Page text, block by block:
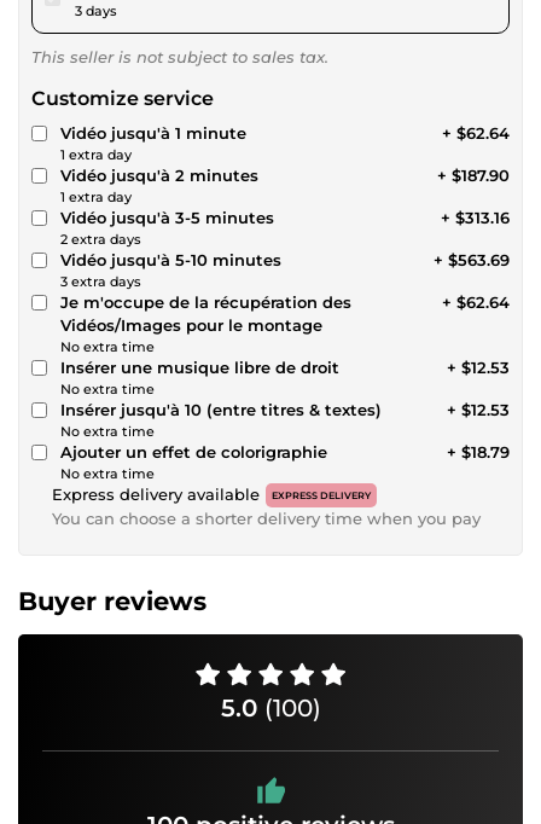
3 days
This seller is not subject to sales tax.
Customize service
Vidéo jusqu'à 1 minute
1 extra day
+ $62.64
Vidéo jusqu'à 2 minutes
1 extra day
+ $187.90
Vidéo jusqu'à 3-5 minutes
2 extra days
+ $313.16
Vidéo jusqu'à 5-10 minutes
3 extra days
+ $563.69
Je m'occupe de la récupération des
Vidéos/Images pour le montage
No extra time
+ $62.64
Insérer une musique libre de droit
No extra time
+ $12.53
Insérer jusqu'à 10 (entre titres & textes)
No extra time
+ $12.53
Ajouter un effet de colorigraphie
No extra time
+ $18.79
Express delivery available EXPRESS DELIVERY
You can choose a shorter delivery time when you pay
Buyer reviews
5.0 (100)